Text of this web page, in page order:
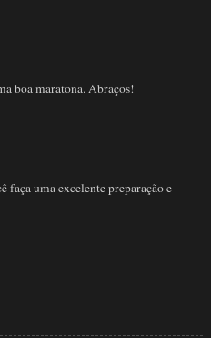
boa maratona. Abraços!
faça uma excelente preparação e